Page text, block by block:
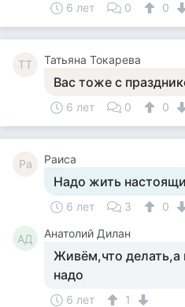
6 лет 0 0
ТТ Татьяна Токарева
Вас тоже с
6 лет 0 0
Ра Раиса
Надо жить
6 лет 3 0
АД Анатолий Дилан
Живём,что делать,а
надо
6 лет 1